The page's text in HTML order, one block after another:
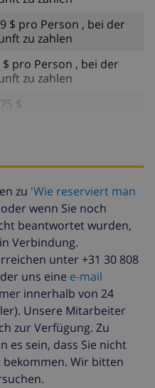
$ pro Person , bei der
zu zahlen
$ pro Person , bei der
zu zahlen
$
der Gesamtsumme
zu 'Wie reserviert man
wenn Sie noch
beantwortet wurden,
Verbindung.
unter +31 30 808
uns eine e-mail
innerhalb von 24
Unsere Mitarbeiter
zur Verfügung. Zu
es sein, dass Sie nicht
Wir bitten